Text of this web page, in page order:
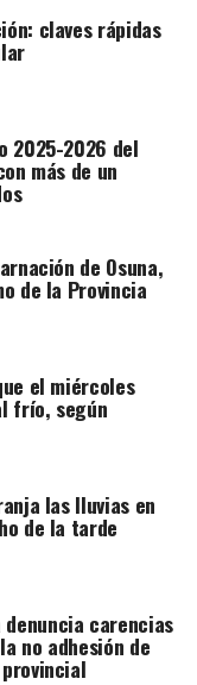
claves rápidas
2025-2026 del
más de un
de Osuna,
de la Provincia
el miércoles
frío, según
las lluvias en
de la tarde
denuncia carencias
no adhesión de